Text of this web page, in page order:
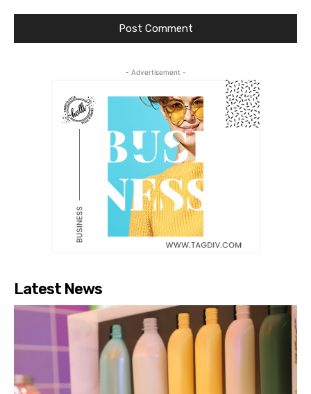
- Advertisement -
Latest News